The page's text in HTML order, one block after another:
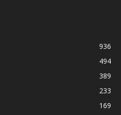
936
494
389
233
169